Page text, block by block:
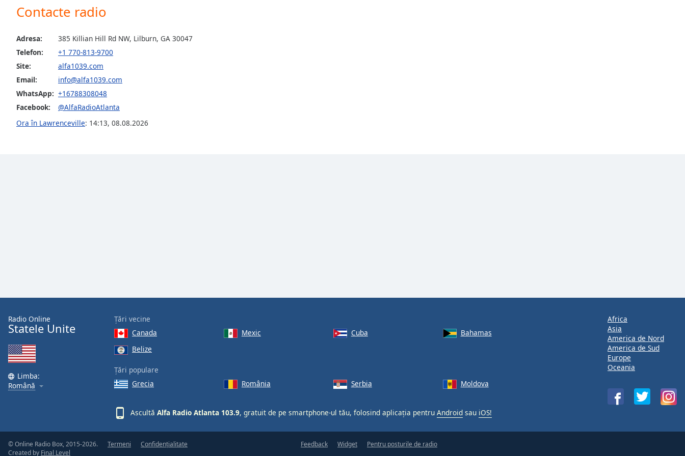
Color
Opacity
Background
Size
Text
Style
Font
Family
Close
Contacte radio
Adresa:
385 Killian Hill Rd NW, Lilburn, GA 30047
Telefon:
+1 770-813-9700
Site:
alfa1039.com
Email:
info@alfa1039.com
WhatsApp: +16788308048
Facebook:
@AlfaRadioAtlanta
Ora în Lawrenceville: 14:13, 08.08.2026
Radio Online
Statele Unite
Limba:
Română
Țări vecine
Canada
Mexic Cuba
Bahamas
Belize
Țări populare
Grecia
România Serbia Moldova
Ascultă Alfa Radio Atlanta 103.9, gratuit de pe smartphone-ul tău, folosind aplicația pentru Android sau iOS!
Africa
Asia
America de Nord
America de Sud
Europe
Oceania
© Online Radio Box, 2015-2026.
Created by Final Level
Termeni Confidențialitate Feedback Widget Pentru posturile de radio